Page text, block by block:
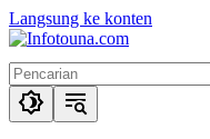
Langsung ke konten